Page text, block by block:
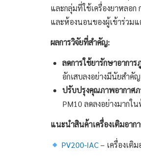
และกลุ่มที่ใช้เครื่องยาหลอก
และห้องนอนของผู้เข้าร่วม
ผลการวิจัยที่สำคัญ:
ลดการใช้ยารักษาอากา
อักเสบลงอย่างมีนัยสำคั
ปรับปรุงคุณภาพอากาศ
PM10 ลดลงอย่างมากใ
แนะนำสินค้าเครื่องเติมอาก
PV200-IAC– เครื่องเติ